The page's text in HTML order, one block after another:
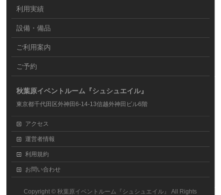
利用実績
設備・備品
ご利用案内
ご予約
秋葉原イベントルーム『シュシュエイル』
東京都千代田区外神田6-14-13信越外神田ビル6階
アクセス
運営者情報
利用規約
お問い合わせ
Copyright ©秋葉原イベントルーム『シュシュエイル』 All Rights